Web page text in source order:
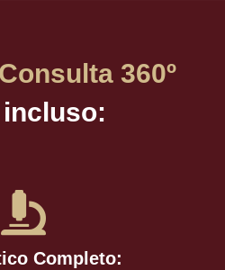
Consulta 360º
Completo: